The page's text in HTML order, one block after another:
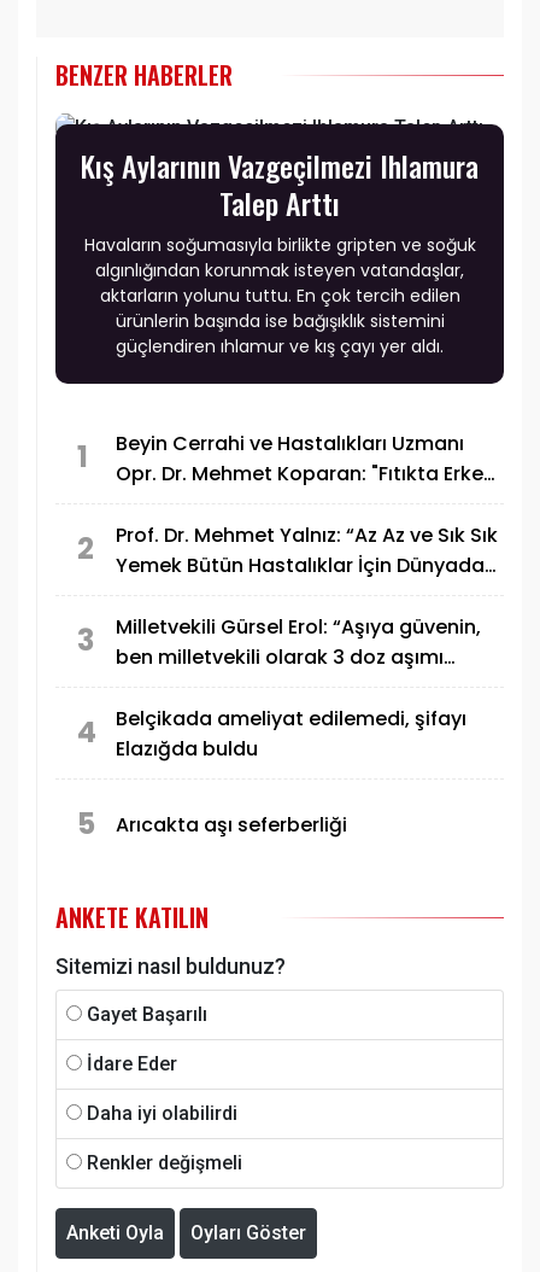
BENZER HABERLER
Kış Aylarının Vazgeçilmezi Ihlamura
Talep Arttı
Havaların soğumasıyla birlikte gripten ve soğuk
algınlığından korunmak isteyen vatandaşlar,
aktarların yolunu tuttu. En çok tercih edilen
ürünlerin başında ise bağışıklık sistemini
güçlendiren ıhlamur ve kış çayı yer aldı.
1
Beyin Cerrahi ve Hastalıkları Uzmanı
Opr. Dr. Mehmet Koparan: "Fıtıkta Erken
2
Prof. Dr. Mehmet Yalnız: “Az Az ve Sık Sık
Yemek Bütün Hastalıklar İçin Dünyada
3
Milletvekili Gürsel Erol: “Aşıya güvenin,
ben milletvekili olarak 3 doz aşımı
4
Belçikada ameliyat edilemedi, şifayı
Elazığda buldu
5 Arıcakta aşı seferberliği
ANKETE KATILIN
Sitemizi nasıl buldunuz?
Gayet Başarılı
İdare Eder
Daha iyi olabilirdi
Renkler değişmeli
Anketi Oyla Oyları Göster